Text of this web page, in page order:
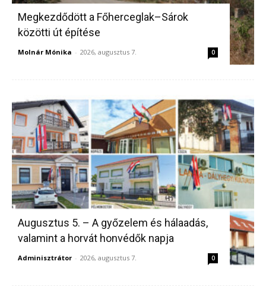
Megkezdődött a Főherceglak–Sárok
közötti út építése
Molnár Mónika - 2026, augusztus 7. 0
Augusztus 5. – A győzelem és hálaadás,
valamint a horvát honvédők napja
Adminisztrátor - 2026, augusztus 7. 0